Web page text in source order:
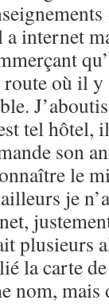
internet
route où il
tel hôtel,
son
le
je
plusieurs
la carte
nom, mais